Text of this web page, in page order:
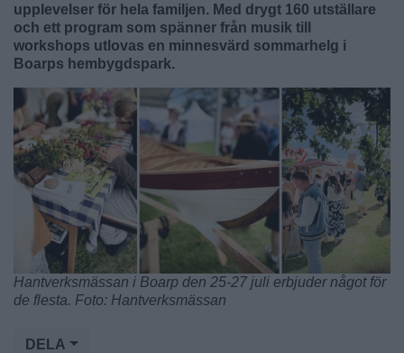
upplevelser för hela familjen. Med drygt 160 utställare
och ett program som spänner från musik till
workshops utlovas en minnesvärd sommarhelg i
Boarps hembygdspark.
Hantverksmässan i Boarp den 25-27 juli erbjuder något för
de flesta. Foto: Hantverksmässan
DELA